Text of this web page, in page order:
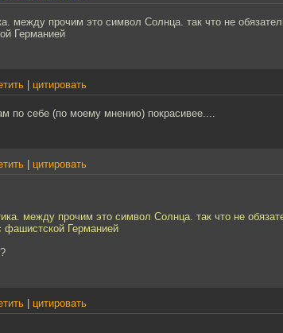
между прочим это символ Солнца. так что не
Германией
цитировать
по себе (по моему мнению) покрасивее....
цитировать
между прочим это символ Солнца. так что не
фашистской Германией
цитировать